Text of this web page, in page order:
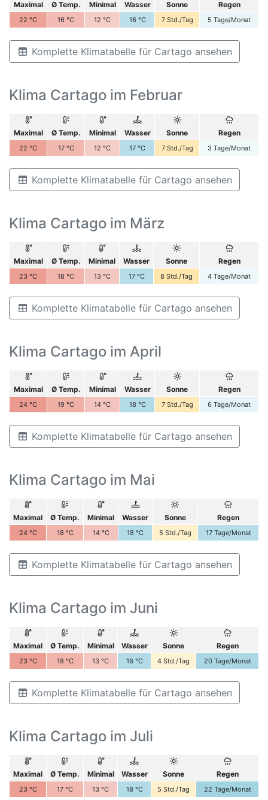
Maximal Ø Temp. Minimal Wasser Sonne Regen
22 °C 16 °C 12 °C 16 °C 7 Std./Tag 5 Tage/Monat
Komplette Klimatabelle für Cartago ansehen
Klima Cartago im Februar
Maximal Ø Temp. Minimal Wasser Sonne Regen
22 °C 17 °C 12 °C 17 °C 7 Std./Tag 3 Tage/Monat
Komplette Klimatabelle für Cartago ansehen
Klima Cartago im März
Maximal Ø Temp. Minimal Wasser Sonne Regen
23 °C 18 °C 13 °C 17 °C 8 Std./Tag 4 Tage/Monat
Komplette Klimatabelle für Cartago ansehen
Klima Cartago im April
Maximal Ø Temp. Minimal Wasser Sonne Regen
24 °C 19 °C 14 °C 18 °C 7 Std./Tag 6 Tage/Monat
Komplette Klimatabelle für Cartago ansehen
Klima Cartago im Mai
Maximal Ø Temp. Minimal Wasser Sonne Regen
24 °C 18 °C 14 °C 18 °C 5 Std./Tag 17 Tage/Monat
Komplette Klimatabelle für Cartago ansehen
Klima Cartago im Juni
Maximal Ø Temp. Minimal Wasser Sonne Regen
23 °C 18 °C 13 °C 18 °C 4 Std./Tag 20 Tage/Monat
Komplette Klimatabelle für Cartago ansehen
Klima Cartago im Juli
Maximal Ø Temp. Minimal Wasser Sonne Regen
23 °C 17 °C 13 °C 18 °C 5 Std./Tag 22 Tage/Monat